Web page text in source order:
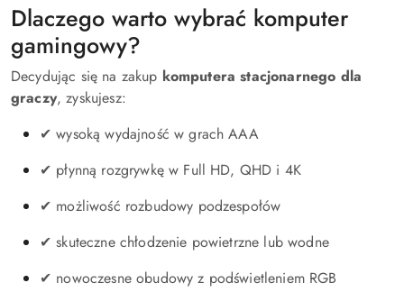
Dlaczego warto wybrać komputer
gamingowy?
Decydując się na zakup komputera stacjonarnego dla
graczy, zyskujesz:
✔ wysoką wydajność w grach AAA
✔ płynną rozgrywkę w Full HD, QHD i 4K
✔ możliwość rozbudowy podzespołów
✔ skuteczne chłodzenie powietrzne lub wodne
✔ nowoczesne obudowy z podświetleniem RGB